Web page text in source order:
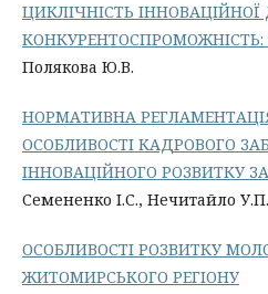
ЦИКЛІЧНІСТЬ ІННОВАЦІЙНОЇ
КОНКУРЕНТОСПРОМОЖНІСТЬ:
Полякова Ю.В.
НОРМАТИВНА
ОСОБЛИВОСТІ КАДРОВОГО
ІННОВАЦІЙНОГО РОЗВИТКУ
Семененко І.С., Нечитайло
ОСОБЛИВОСТІ РОЗВИТКУ
ЖИТОМИРСЬКОГО РЕГІОНУ